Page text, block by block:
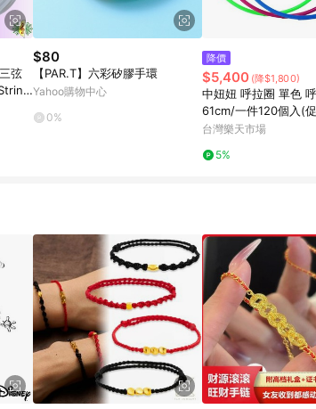
弦
$80
【PAR.T】六彩矽膠手環
Yahoo購物中心
0%
降價
$5,400 (降$1,800)
中妞妞 呼拉圈 單色 呼
61cm/一件120個入(促
大會操用呼拉圈 台灣
台灣樂天市場
5%